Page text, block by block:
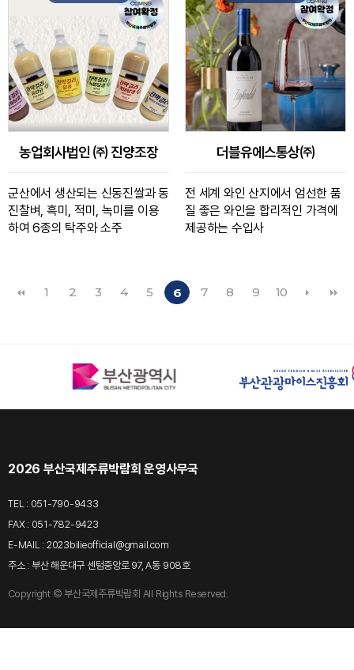
농업회사법인 ㈜ 진양조장
군산에서 생산되는 신동진쌀과 동
진찰벼, 흑미, 적미, 녹미를 이용
하여 6종의 탁주와 소주
더블유에스통상㈜
전 세계 와인 산지에서 엄선한 품
질 좋은 와인을 합리적인 가격에
제공하는 수입사
1 2 3 4 5 6 7 8 9 10
2026 부산국제주류박람회 운영사무국
TEL : 051-790-9433
FAX : 051-782-9423
E-MAIL : 2023bilieofficial@gmail.com
주소 : 부산 해운대구 센텀중앙로 97, A동 908호
Copyright © 부산국제주류박람회 All Rights Reserved.